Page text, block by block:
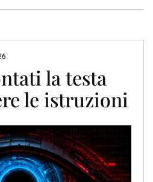
la testa
le istruzioni